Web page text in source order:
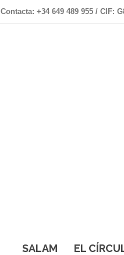
Contacta: +34 649 489 955 / CIF:
SALAM EL